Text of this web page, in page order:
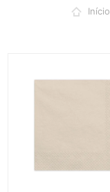
Início